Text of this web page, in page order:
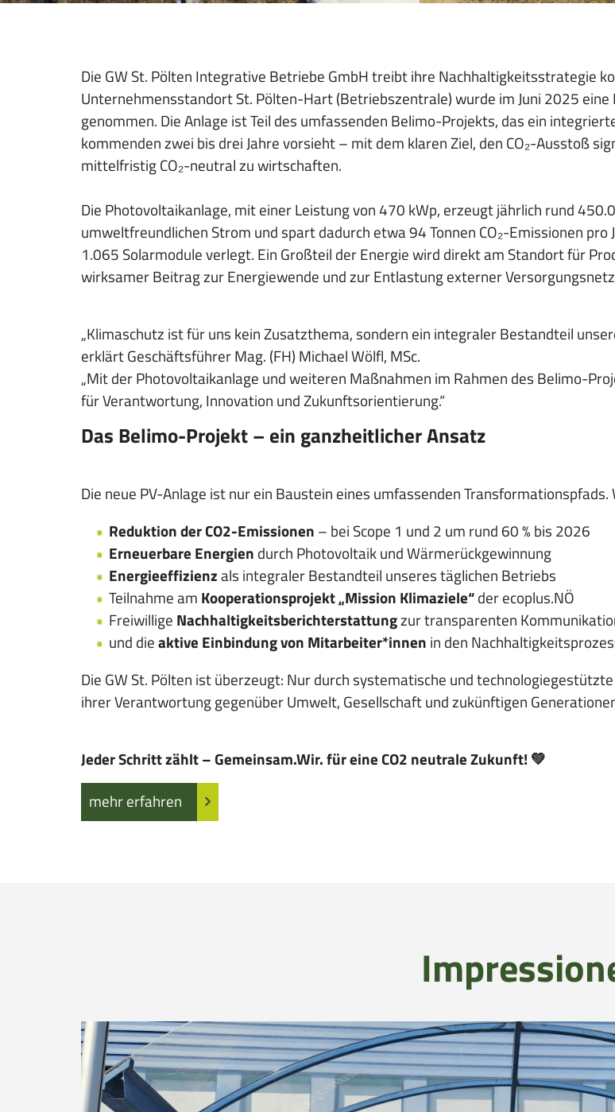
o
i
Die GW St. Pölten Integrative Betriebe GmbH treibt ihre Nachhaltigkeitsstrategie
Unternehmensstandort St. Pölten-Hart (Betriebszentrale) wurde im Juni 2025
genommen. Die Anlage ist Teil des umfassenden Belimo-Projekts, das ein
kommenden zwei bis drei Jahre vorsieht – mit dem klaren Ziel, den CO₂-Ausstoß
mittelfristig CO₂-neutral zu wirtschaften.
Die Photovoltaikanlage, mit einer Leistung von 470 kWp, erzeugt jährlich rund
umweltfreundlichen Strom und spart dadurch etwa 94 Tonnen CO₂-Emissionen pro
1.065 Solarmodule verlegt. Ein Großteil der Energie wird direkt am Standort für
wirksamer Beitrag zur Energiewende und zur Entlastung externer
„Klimaschutz ist für uns kein Zusatzthema, sondern ein integraler Bestandteil
erklärt Geschäftsführer Mag. (FH) Michael Wölfl, MSc.
„Mit der Photovoltaikanlage und weiteren Maßnahmen im Rahmen des Belimo-
für Verantwortung, Innovation und Zukunftsorientierung.“
Das Belimo-Projekt – ein ganzheitlicher Ansatz
Die neue PV-Anlage ist nur ein Baustein eines umfassenden
Reduktion der CO2-Emissionen – bei Scope 1 und 2 um rund 60 % bis 2026
Erneuerbare Energien durch Photovoltaik und Wärmerückgewinnung
Energieeffizienzals integraler Bestandteil unseres täglichen Betriebs
Teilnahme am Kooperationsprojekt „Mission Klimaziele“der ecoplus.NÖ
Freiwillige Nachhaltigkeitsberichterstattungzur transparenten
und dieaktive Einbindung von Mitarbeiter*innen in den
Die GW St. Pölten ist überzeugt: Nur durch systematische und
ihrer Verantwortung gegenüber Umwelt, Gesellschaft und zukünftigen
Jeder Schritt zählt – Gemeinsam.Wir. für eine CO2 neutrale Zukunft! 💚
mehr erfahren